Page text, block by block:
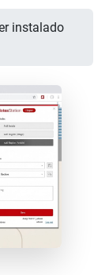
instalado